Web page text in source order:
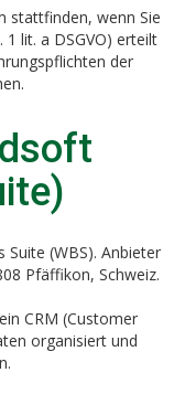
stattfinden, wenn Sie
1 lit. a DSGVO) erteilt
der
(WBS). Anbieter
Pfäffikon, Schweiz.
CRM (Customer
organisiert und